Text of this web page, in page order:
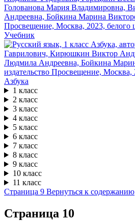
Учебник
Азбука
1 класс
2 класс
3 класс
4 класс
5 класс
6 класс
7 класс
8 класс
9 класс
10 класс
11 класс
Страница 9 Вернуться к содержанию
Cтраница 10